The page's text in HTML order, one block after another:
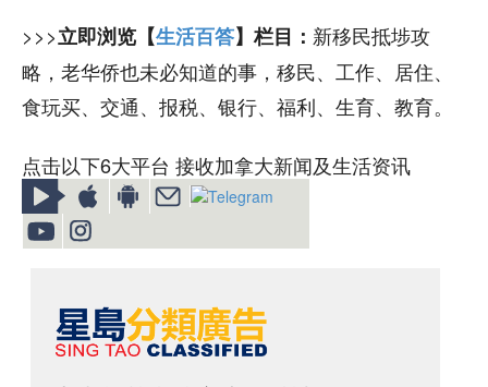
>>>立即浏览【生活百答】栏目： 新移民抵埗攻
略，老华侨也未必知道的事，移民、工作、居住、
食玩买、交通、报税、银行、福利、生育、教育。
点击以下6大平台 接收加拿大新闻及生活资讯